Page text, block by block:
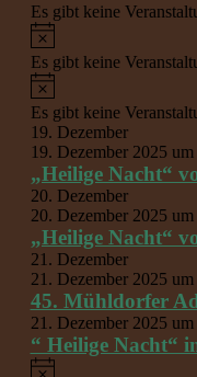
Es gibt keine
Hinweis
Es gibt keine
Hinweis
Es gibt keine
19. Dezember
19. Dezember 2025
„Heilige Nacht“
20. Dezember
20. Dezember 2025
„Heilige Nacht“
21. Dezember
21. Dezember 2025
45. Mühldorfer
21. Dezember 2025
“ Heilige Nacht“
Hinweis